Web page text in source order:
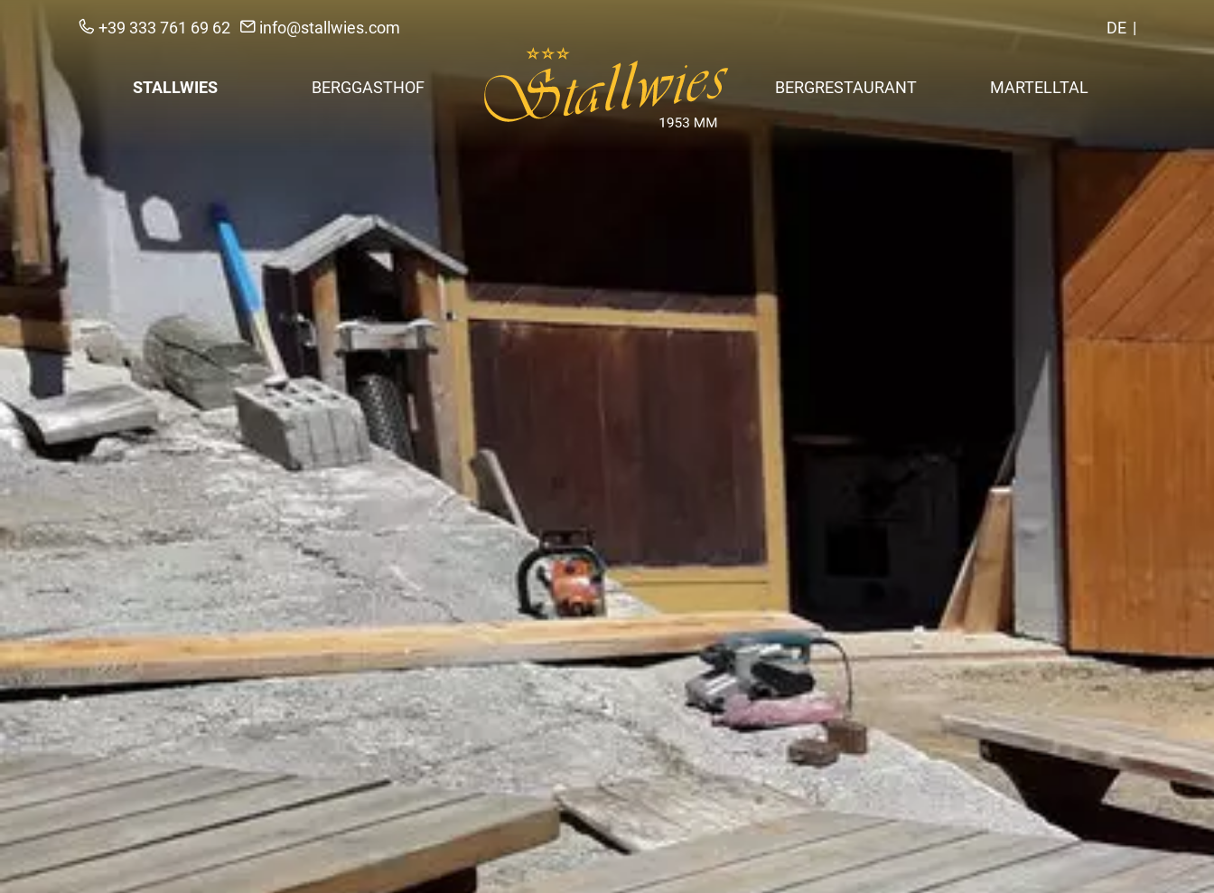
+39 333 761 69 62 info@stallwies.com DE
STALLWIES
Hofnachrichten
BERGGASTHOF BERGRESTAURANT MARTELLTAL